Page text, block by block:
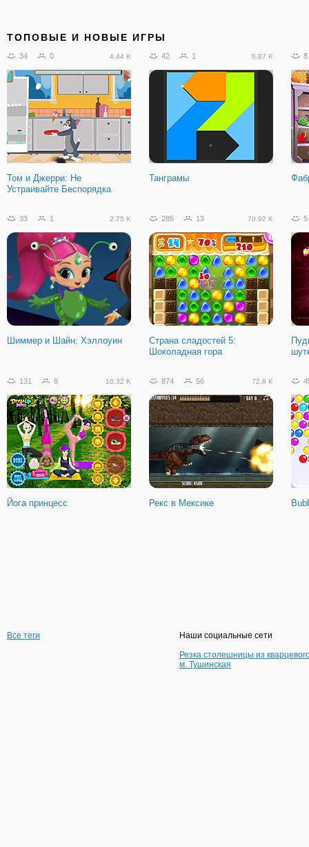
Фермер Укладчик Маджонг: Бабочки Куодай
ТОПОВЫЕ И НОВЫЕ ИГРЫ
34 0 4.44 K
Том и Джерри: Не
Устраивайте Беспорядка
42 1 6.87 K
Танграмы
8
33 1 2.75 K
Шиммер и Шайн: Хэллоуин
285 13 70.92 K
Страна сладостей 5:
Шоколадная гора
5
131 8 10.32 K
Йога принцесс
874 56 72.8 K
Рекс в Мексике
Все теги
Наши социальные сети
Резка столешницы из
м. Тушинская